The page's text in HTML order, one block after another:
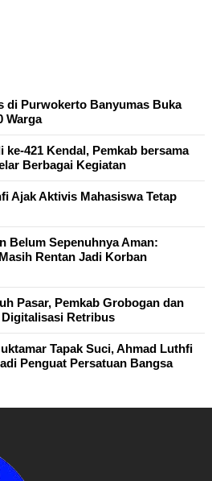
di Purwokerto Banyumas Buka
Warga
ke-421 Kendal, Pemkab bersama
Berbagai Kegiatan
Ajak Aktivis Mahasiswa Tetap
Belum Sepenuhnya Aman:
Rentan Jadi Korban
Pasar, Pemkab Grobogan dan
Retribus
Tapak Suci, Ahmad Luthfi
Penguat Persatuan Bangsa